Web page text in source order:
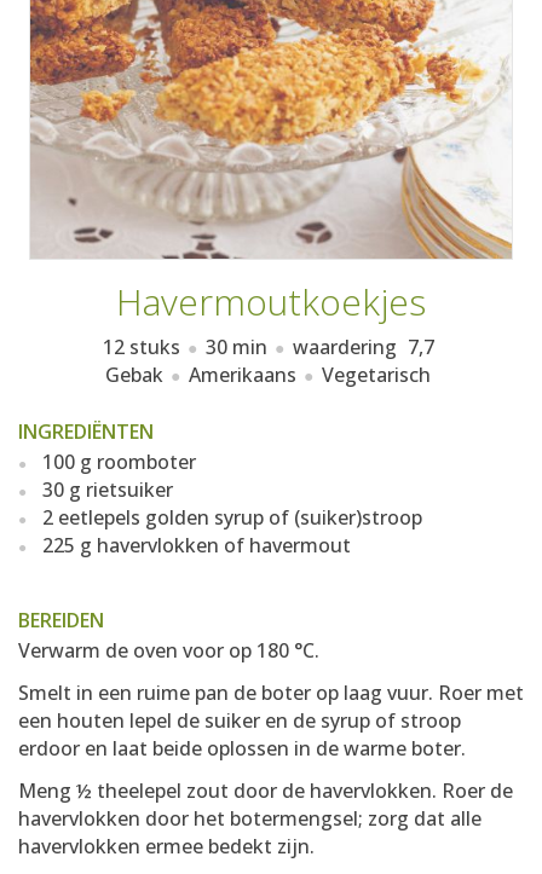
KOOKBOEKEN
Havermoutkoekjes
12 stuks 30 min waardering 7,7
Gebak
Amerikaans Vegetarisch
INGREDIËNTEN
100 g roomboter
30 g rietsuiker
2 eetlepels golden syrup of (suiker)stroop
225 g havervlokken of havermout
BEREIDEN
Verwarm de oven voor op 180 °C.
Smelt in een ruime pan de boter op laag vuur. Roer met
een houten lepel de suiker en de syrup of stroop
erdoor en laat beide oplossen in de warme boter.
Meng ½ theelepel zout door de havervlokken. Roer de
havervlokken door het botermengsel; zorg dat alle
havervlokken ermee bedekt zijn.